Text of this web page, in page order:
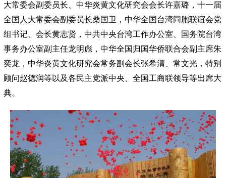
大常委会副委员长、中华炎黄文化研究会会长许嘉璐，十一届
全国人大常委会副委员长桑国卫，中华全国台湾同胞联谊会党
组书记、会长黄志贤，中共中央台湾工作办公室、国务院台湾
事务办公室副主任龙明彪，中华全国归国华侨联合会副主席朱
奕龙，中华炎黄文化研究会常务副会长张希清、常文光，特别
顾问赵德润等以及各民主党派中央、全国工商联领导等出席大
典。